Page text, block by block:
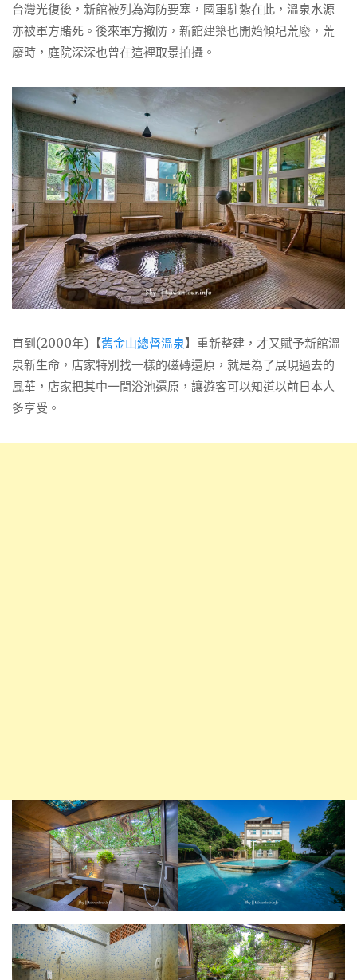
台灣光復後，新館被列為海防要塞，國軍駐紮在此，溫泉水源
亦被軍方賭死。後來軍方撤防，新館建築也開始傾圮荒廢，荒
廢時，庭院深深也曾在這裡取景拍攝。
直到(2000年)【舊金山總督溫泉】重新整建，才又賦予新館溫
泉新生命，店家特別找一樣的磁磚還原，就是為了展現過去的
風華，店家把其中一間浴池還原，讓遊客可以知道以前日本人
多享受。